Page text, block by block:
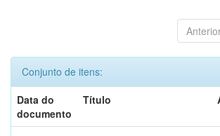
Conjunto de itens:
Data do
documento
Título